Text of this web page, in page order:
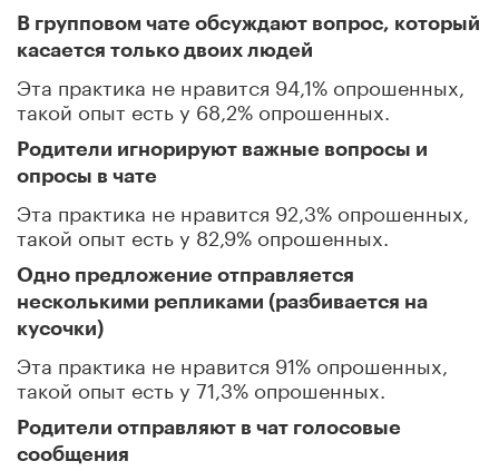
В групповом чате обсуждают вопрос, который
касается только двоих людей
Эта практика не нравится 94,1% опрошенных,
такой опыт есть у 68,2% опрошенных.
Родители игнорируют важные вопросы и
опросы в чате
Эта практика не нравится 92,3% опрошенных,
такой опыт есть у 82,9% опрошенных.
Одно предложение отправляется
несколькими репликами (разбивается на
кусочки)
Эта практика не нравится 91% опрошенных,
такой опыт есть у 71,3% опрошенных.
Родители отправляют в чат голосовые
сообщения